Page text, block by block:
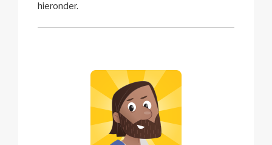
hieronder.